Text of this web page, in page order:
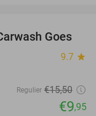
36%
Goes
9.7 star
Regulier €15,50
€9,95